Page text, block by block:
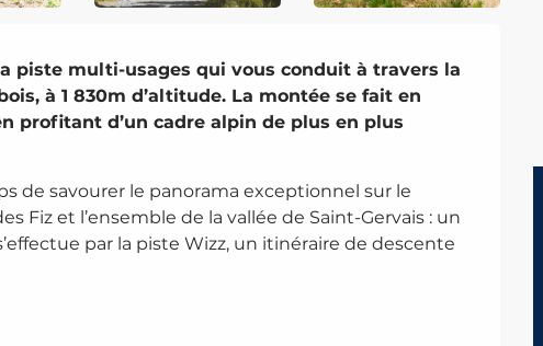
piste multi-usages qui vous conduit à travers la
à 1 830m d’altitude. La montée se fait en
profitant d’un cadre alpin de plus en plus
de savourer le panorama exceptionnel sur le
Fiz et l’ensemble de la vallée de Saint-Gervais : un
par la piste Wizz, un itinéraire de descente